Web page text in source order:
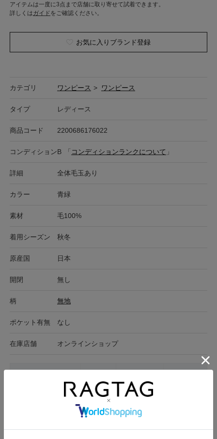
アイテムは一度に3点まで店舗に取り寄せて試着できます。
詳しくはガイド をご確認ください。
お気に入りブランド登録
カテゴリ ワンピース > ワンピース
タイプ レディース
商品コード 2200686176022
コンディションB 「 コンディションランクについて 」
詳細 全体毛玉あり
カラー 青緑
素材 毛100%
着用シーズン 秋冬
原産国 日本
開閉 無し
柄 無地
ポケット有無 なし
在庫店舗 オンラインショップ
59cm 82.5cm
サイズの測り方について